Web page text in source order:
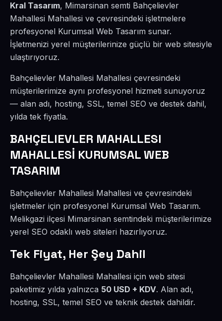
Kral Tasarım, Mimarsinan semti Bahçelievler
Mahallesi Mahallesi ve çevresindeki işletmelere
profesyonel Kurumsal Web Tasarım sunar.
İşletmenizi yerel müşterilerinize güçlü bir web sitesiyle
ulaştırıyoruz.
Bahçelievler Mahallesi Mahallesi çevresindeki
müşterilerimize aynı profesyonel hizmeti sunuyoruz
— alan adı, hosting, SSL, temel SEO ve destek dahil,
yılda tek fiyatla.
BAHÇELIEVLER MAHALLESI
MAHALLESİ KURUMSAL WEB
TASARIM
Bahçelievler Mahallesi Mahallesi ve çevresindeki
işletmeler için profesyonel Kurumsal Web Tasarım.
Melikgazi ilçesi Mimarsinan semtindeki müşterilerimize
yerel SEO odaklı web siteleri hazırlıyoruz.
Tek Fiyat, Her Şey Dahil
Bahçelievler Mahallesi Mahallesi için web sitesi
paketimiz yılda yalnızca 50 USD + KDV. Alan adı,
hosting, SSL, temel SEO ve teknik destek dahildir.